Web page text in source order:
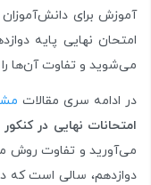
آموزش برای
امتحان نهایی پایه
می‌شوید و تفاوت آن‌ها را
در ادامه سری مقالات
امتحانات نهایی در
می‌آورید و تفاوت روش
دوازدهم، سالی است که